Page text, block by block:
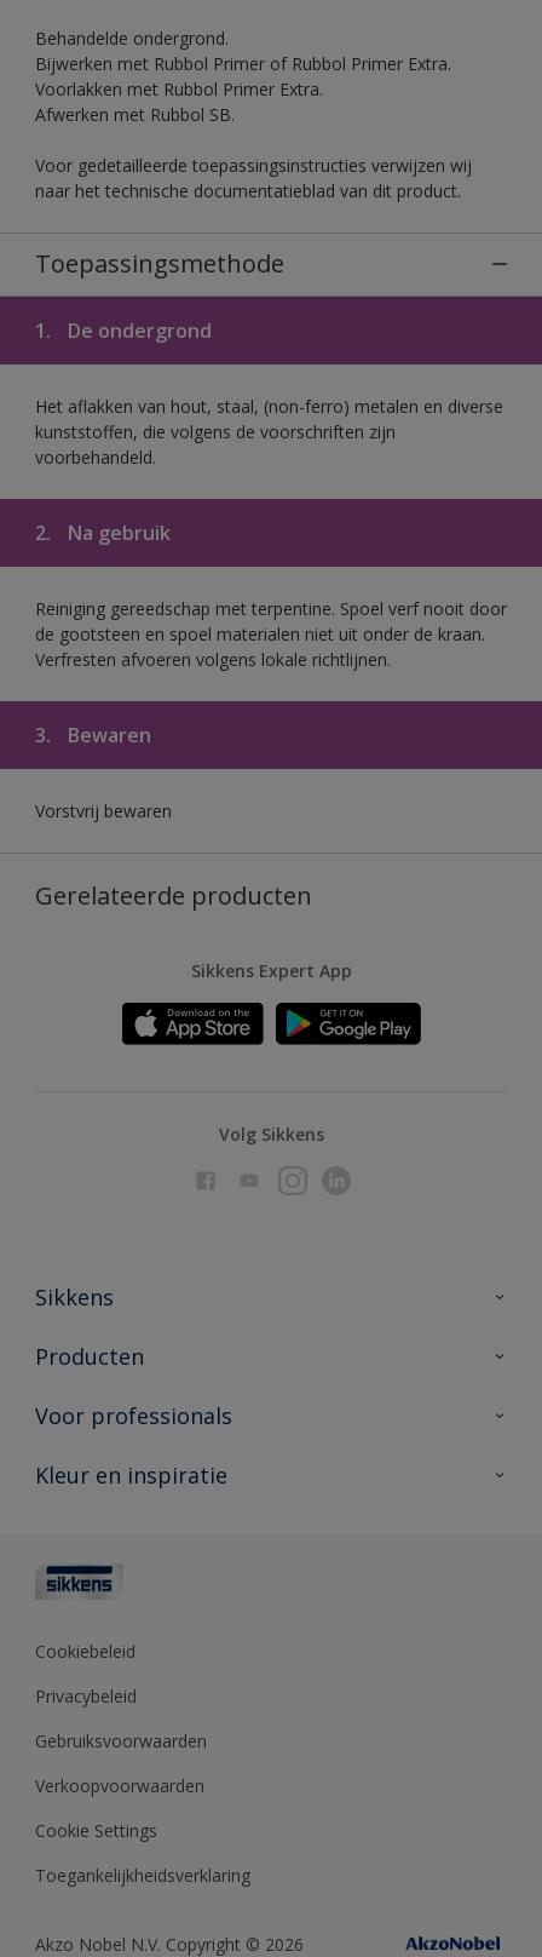
Behandelde ondergrond.
Bijwerken met Rubbol Primer of Rubbol Primer Extra.
Voorlakken met Rubbol Primer Extra.
Afwerken met Rubbol SB.
Voor gedetailleerde toepassingsinstructies verwijzen wij
naar het technische documentatieblad van dit product.
Toepassingsmethode
1. De ondergrond
Het aflakken van hout, staal, (non-ferro) metalen en diverse
kunststoffen, die volgens de voorschriften zijn
voorbehandeld.
2. Na gebruik
Reiniging gereedschap met terpentine. Spoel verf nooit door
de gootsteen en spoel materialen niet uit onder de kraan.
Verfresten afvoeren volgens lokale richtlijnen.
3. Bewaren
Vorstvrij bewaren
Gerelateerde producten
Sikkens Expert App
Volg Sikkens
Sikkens
Over Sikkens
Duurzaamheid
Producten
Producten voor binnen
Vind je verkooppunt
Voor professionals
Advies & service
Polyfilla Pro
Sikkens Center
Kleur en inspiratie
Kleurcollecties
Kennisbank
Cookiebeleid
Privacybeleid
Gebruiksvoorwaarden
Verkoopvoorwaarden
Cookie Settings
Toegankelijkheidsverklaring
Akzo Nobel N.V. Copyright © 2026